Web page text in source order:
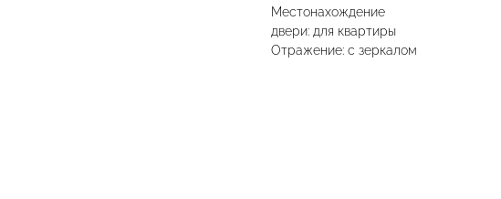
Местонахождение
двери: для квартиры
Отражение: с зеркалом